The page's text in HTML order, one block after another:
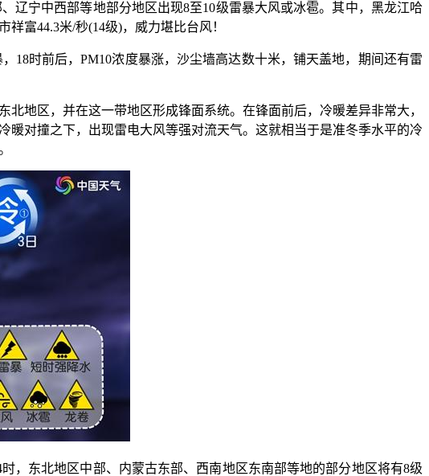
宁中西部等地部分地区出现8至10级雷暴大风或冰雹。其中，黑龙江哈
富44.3米/秒(14级)，威力堪比台风！
时前后，PM10浓度暴涨，沙尘墙高达数十米，铺天盖地，期间还有雷
区，并在这一带地区形成锋面系统。在锋面前后，冷暖差异非常大，
对撞之下，出现雷电大风等强对流天气。这就相当于是准冬季水平的冷
东北地区中部、内蒙古东部、西南地区东南部等地的部分地区将有8级